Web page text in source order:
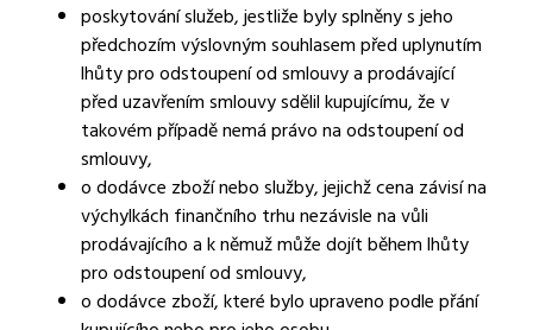
poskytování služeb, jestliže byly splněny s jeho
předchozím výslovným souhlasem před uplynutím
lhůty pro odstoupení od smlouvy a prodávající
před uzavřením smlouvy sdělil kupujícímu, že v
takovém případě nemá právo na odstoupení od
smlouvy,
o dodávce zboží nebo služby, jejichž cena závisí na
výchylkách finančního trhu nezávisle na vůli
prodávajícího a k němuž může dojít během lhůty
pro odstoupení od smlouvy,
o dodávce zboží, které bylo upraveno podle přání